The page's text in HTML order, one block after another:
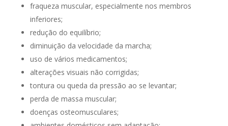
fraqueza muscular, especialmente nos membros
inferiores;
redução do equilíbrio;
diminuição da velocidade da marcha;
uso de vários medicamentos;
alterações visuais não corrigidas;
tontura ou queda da pressão ao se levantar;
perda de massa muscular;
doenças osteomusculares;